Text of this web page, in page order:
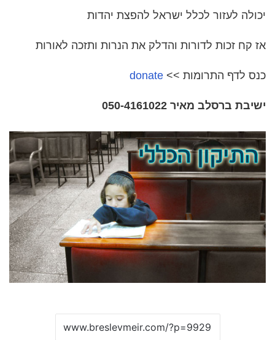
יכולה לעזור לכלל ישראל להפצת יהדות
אז קח זכות לדורות והדלק את הנרות ותזכה לאורות
כנס לדף התרומות >>
donate
ישיבת ברסלב מאיר 050-4161022